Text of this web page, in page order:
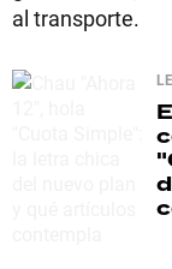
al transporte.